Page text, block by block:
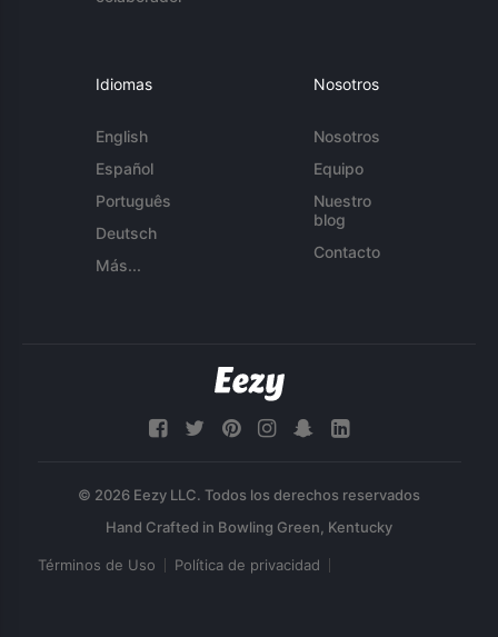
Idiomas
English
Español
Português
Deutsch
Más...
Nosotros
Nosotros
Equipo
Nuestro
blog
Contacto
© 2026 Eezy LLC. Todos los derechos reservados
Términos de Uso Política de privacidad